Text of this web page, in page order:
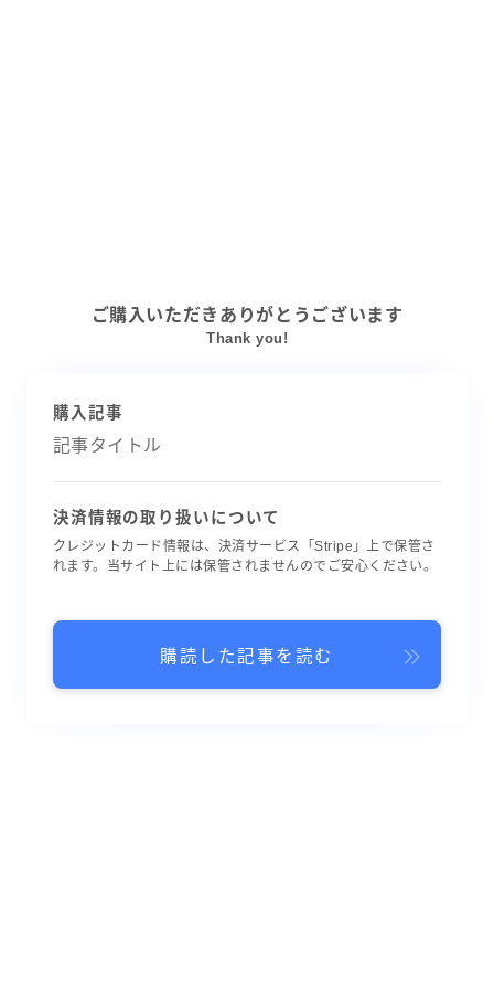
ご購入いただきありがとうございます
Thank you!
購入記事
記事タイトル
決済情報の取り扱いについて
クレジットカード情報は、決済サービス「Stripe」上で保管さ
れます。当サイト上には保管されませんのでご安心ください。
購読した記事を読む